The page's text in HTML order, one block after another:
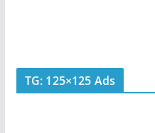
TG: 125×125 Ads